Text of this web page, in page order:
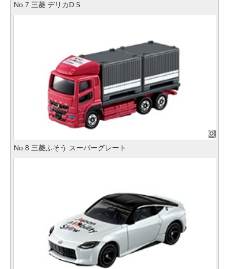
No.7 三菱 デリカD:5
No.8 三菱ふそう スーパーグレート